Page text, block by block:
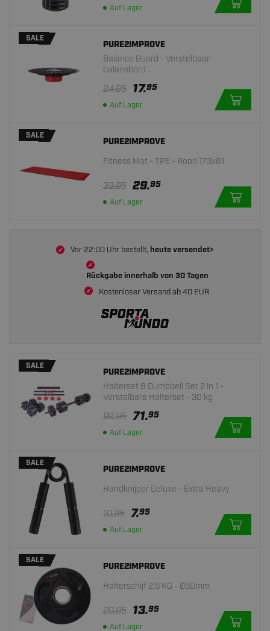
Auf Lager
SALE
PURE2IMPROVE
Balance Board - Verstelbaar
balansbord
24,95 17.95
Auf Lager
SALE
PURE2IMPROVE
Fitness Mat - TPE - Rood 173x61
39,95 29.95
Auf Lager
Vor 22:00 Uhr bestellt, heute versendet>
Rückgabe innerhalb von 30 Tagen
Kostenloser Versand ab 40 EUR
SALE
PURE2IMPROVE
Halterset & Dumbbell Set 2 in 1 -
Verstelbare Halterset - 30 kg
99,95 71.95
Auf Lager
SALE
PURE2IMPROVE
Handknijper Deluxe - Extra Heavy
10,95 7.95
Auf Lager
SALE
PURE2IMPROVE
Halterschijf 2.5 KG - Ø50mm
20,95 13.95
Auf Lager